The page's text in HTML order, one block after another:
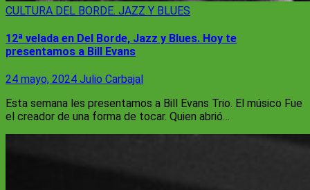
CULTURA DEL BORDE. JAZZ Y BLUES
12ª velada en Del Borde, Jazz y Blues. Hoy te
presentamos a Bill Evans
24 mayo, 2024 Julio Carbajal
Esta semana les presentamos a Bill Evans Trio. El músico Fue
el creador de una forma de tocar. Quien abrió…